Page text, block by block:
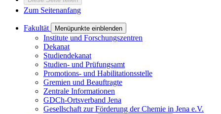
Zum Seitenanfang
Fakultät Menüpunkte einblenden
Institute und Forschungszentren
Dekanat
Studiendekanat
Studien- und Prüfungsamt
Promotions- und Habilitationsstelle
Gremien und Beauftragte
Zentrale Informationen
GDCh-Ortsverband Jena
Gesellschaft zur Förderung der Chemie in Jena e.V.